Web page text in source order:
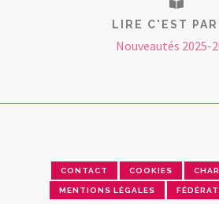
LIRE C'EST
Nouveautés 2025-
CONTACT COOKIES
MENTIONS LÉGALES